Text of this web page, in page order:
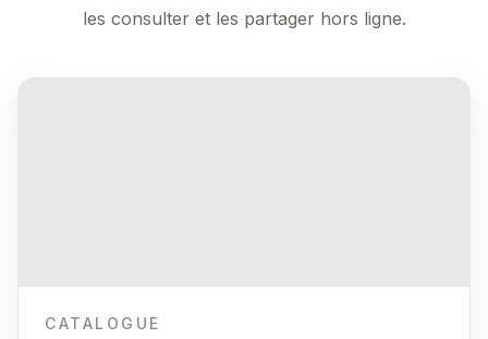
les consulter et les partager hors ligne.
CATALOGUE